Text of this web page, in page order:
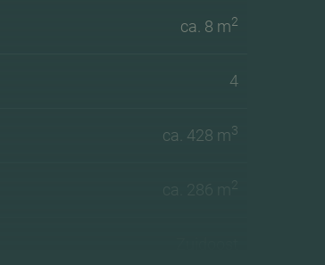
ca. 8 m2
4
ca. 428 m3